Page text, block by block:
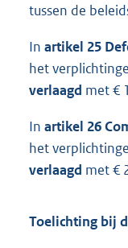
tussen de
In artikel 25
het
verlaagd met €
In artikel 26
het
verlaagd met €
Toelichting bij